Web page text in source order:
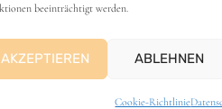
beeinträchtigt werden.
AKZEPTIEREN ABLEHNEN
Cookie-Richtlinie